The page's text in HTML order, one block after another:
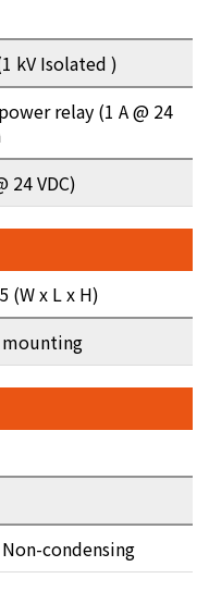
kV Isolated )
relay (1 A @ 24
24 VDC)
(W x L x H)
mounting
condensing